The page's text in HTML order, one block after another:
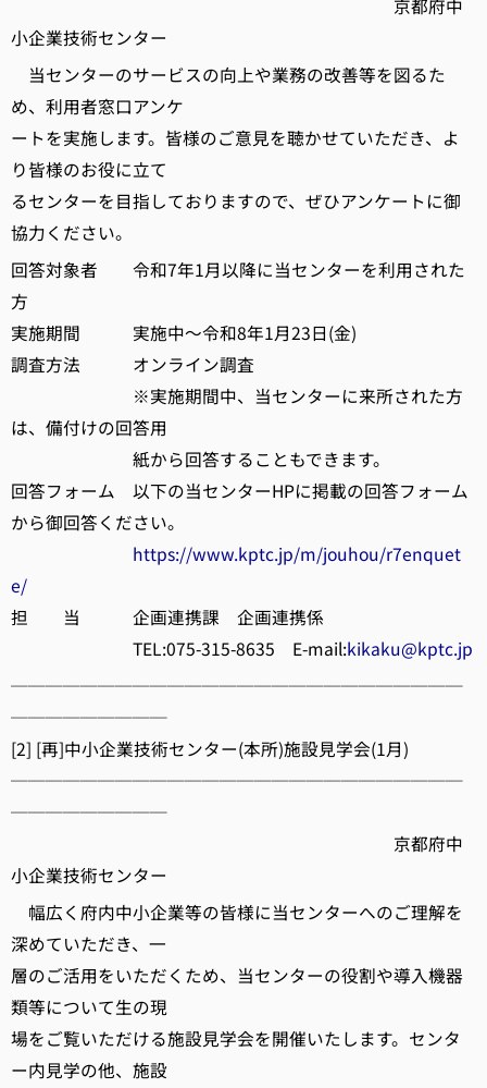
京都府中
小企業技術センター
当センターのサービスの向上や業務の改善等を図るた
め、利用者窓口アンケ
ートを実施します。皆様のご意見を聴かせていただき、よ
り皆様のお役に立て
るセンターを目指しておりますので、ぜひアンケートに御
協力ください。
回答対象者 令和7年1月以降に当センターを利用された
方
実施期間 実施中～令和8年1月23日(金)
調査方法 オンライン調査
※実施期間中、当センターに来所された方
は、備付けの回答用
紙から回答することもできます。
回答フォーム 以下の当センターHPに掲載の回答フォーム
から御回答ください。
https://www.kptc.jp/m/jouhou/r7enquet
e/
担 当 企画連携課 企画連携係
TEL:075-315-8635 E-mail:kikaku@kptc.jp
──────────────────────────
─────────
[2] [再]中小企業技術センター(本所)施設見学会(1月)
──────────────────────────
─────────
京都府中
小企業技術センター
幅広く府内中小企業等の皆様に当センターへのご理解を
深めていただき、一
層のご活用をいただくため、当センターの役割や導入機器
類等について生の現
場をご覧いただける施設見学会を開催いたします。センタ
ー内見学の他、施設